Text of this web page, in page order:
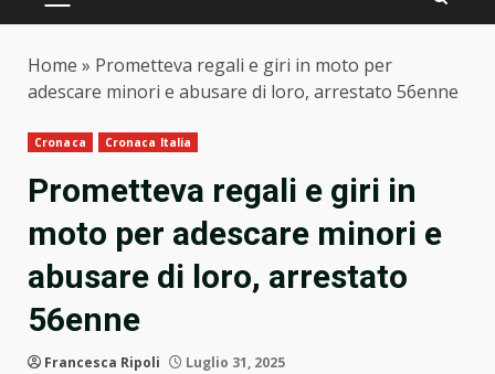
PRIMARY
Home » Prometteva regali e giri in moto per
adescare minori e abusare di loro, arrestato 56enne
Cronaca Cronaca Italia
Prometteva regali e giri in
moto per adescare minori e
abusare di loro, arrestato
56enne
Francesca Ripoli Luglio 31, 2025